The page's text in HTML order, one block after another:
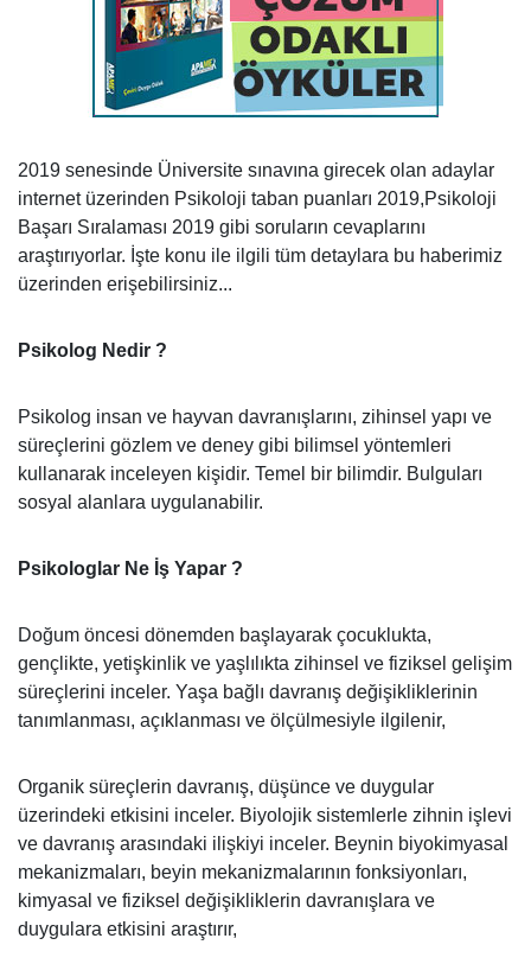
2019 senesinde Üniversite sınavına girecek olan adaylar
internet üzerinden Psikoloji taban puanları 2019,Psikoloji
Başarı Sıralaması 2019 gibi soruların cevaplarını
araştırıyorlar. İşte konu ile ilgili tüm detaylara bu haberimiz
üzerinden erişebilirsiniz...
Psikolog Nedir ?
Psikolog insan ve hayvan davranışlarını, zihinsel yapı ve
süreçlerini gözlem ve deney gibi bilimsel yöntemleri
kullanarak inceleyen kişidir. Temel bir bilimdir. Bulguları
sosyal alanlara uygulanabilir.
Psikologlar Ne İş Yapar ?
Doğum öncesi dönemden başlayarak çocuklukta,
gençlikte, yetişkinlik ve yaşlılıkta zihinsel ve fiziksel gelişim
süreçlerini inceler. Yaşa bağlı davranış değişikliklerinin
tanımlanması, açıklanması ve ölçülmesiyle ilgilenir,
Organik süreçlerin davranış, düşünce ve duygular
üzerindeki etkisini inceler. Biyolojik sistemlerle zihnin işlevi
ve davranış arasındaki ilişkiyi inceler. Beynin biyokimyasal
mekanizmaları, beyin mekanizmalarının fonksiyonları,
kimyasal ve fiziksel değişikliklerin davranışlara ve
duygulara etkisini araştırır,